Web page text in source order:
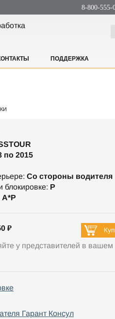
8-800-555-
ПОДДЕРЖКА
по 2015
Со стороны водителя
P
А*P
₽
у представителей в вашем
Гарант Консул